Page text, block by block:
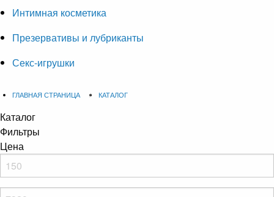
Интимная косметика
Презервативы и лубриканты
Секс-игрушки
ГЛАВНАЯ СТРАНИЦА КАТАЛОГ
Каталог
Фильтры
Цена